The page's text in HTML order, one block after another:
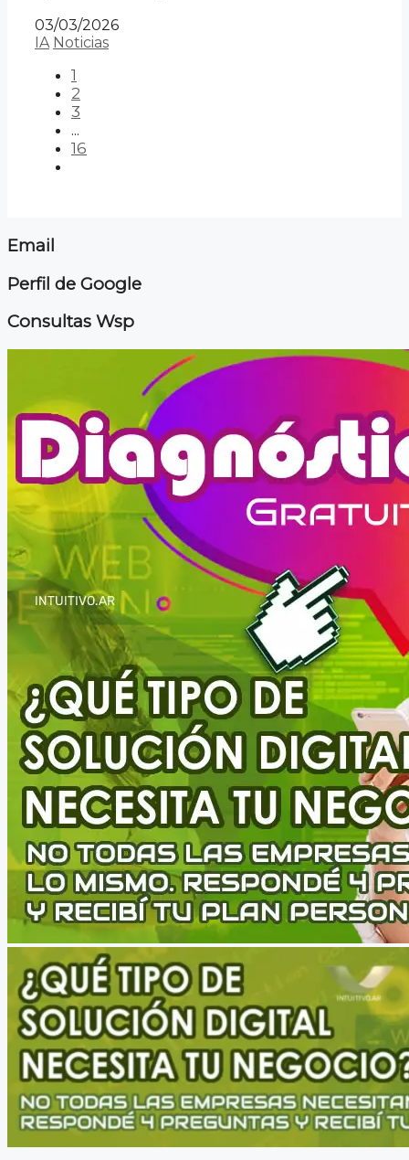
03/03/2026
IA Noticias
1
2
3
...
16
Email
Perfil de Google
Consultas Wsp